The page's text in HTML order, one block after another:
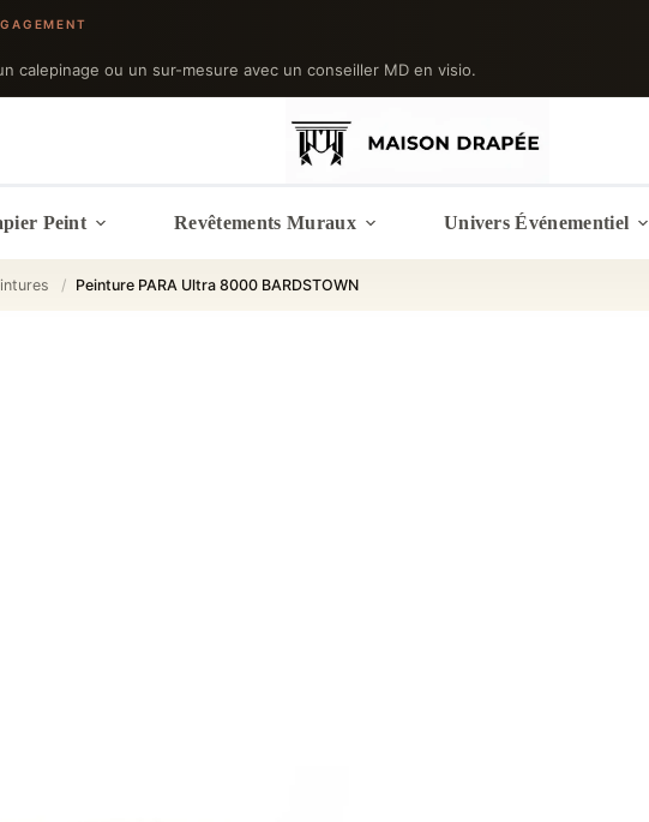
calepinage ou un sur-mesure avec un conseiller MD en visio.
Peint Revêtements Muraux Univers Événementiel
/ Peinture PARA Ultra 8000 BARDSTOWN